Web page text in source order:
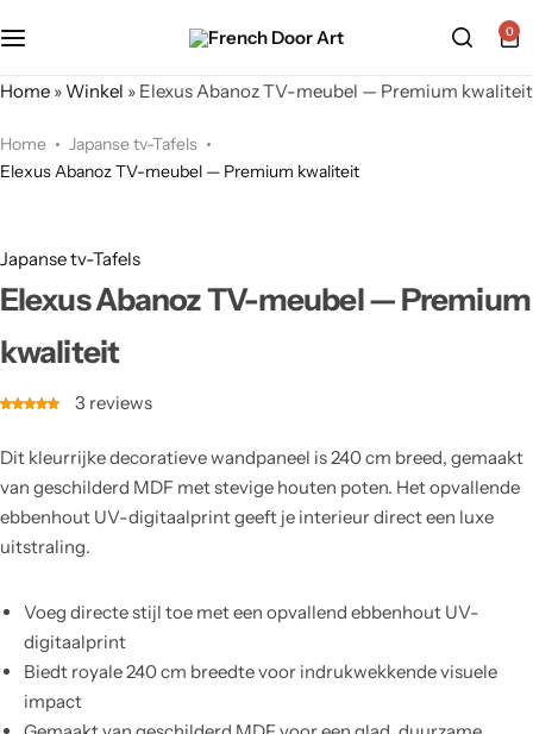
0
Home »Winkel » Elexus Abanoz TV-meubel — Premium kwaliteit
Home
Japanse tv-Tafels
Elexus Abanoz TV-meubel — Premium kwaliteit
Japanse tv-Tafels
Elexus Abanoz TV-meubel — Premium
kwaliteit
3 reviews
Dit kleurrijke decoratieve wandpaneel is 240 cm breed, gemaakt
van geschilderd MDF met stevige houten poten. Het opvallende
ebbenhout UV-digitaalprint geeft je interieur direct een luxe
uitstraling.
Voeg directe stijl toe met een opvallend ebbenhout UV-
digitaalprint
Biedt royale 240 cm breedte voor indrukwekkende visuele
impact